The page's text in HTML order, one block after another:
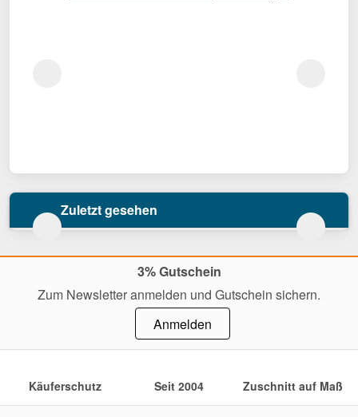
Zuletzt gesehen
3% Gutschein
Zum Newsletter anmelden und Gutschein sichern.
Anmelden
Käuferschutz Seit 2004 Zuschnitt auf Maß